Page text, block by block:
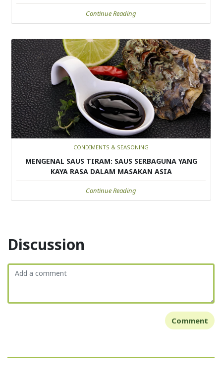
Continue Reading
CONDIMENTS & SEASONING
MENGENAL SAUS TIRAM: SAUS SERBAGUNA YANG
KAYA RASA DALAM MASAKAN ASIA
Continue Reading
Discussion
Comment